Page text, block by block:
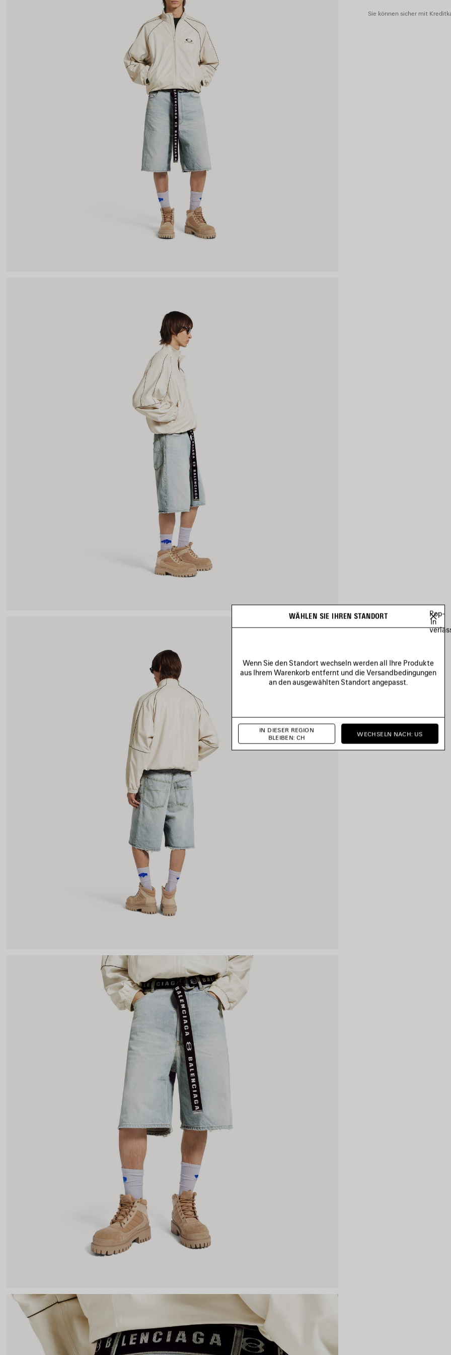
Sie können sicher mit
WÄHLEN SIE IHREN STANDORT
Pop-
In
Wenn Sie den Standort wechseln werden all Ihre Produkte
aus Ihrem Warenkorb entfernt und die Versandbedingungen
an den ausgewählten Standort angepasst.
IN DIESER REGION
BLEIBEN: CH
WECHSELN NACH: US